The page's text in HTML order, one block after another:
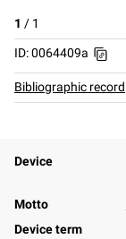
1 / 1
ID: 0064409a
Bibliographic record
Device
Motto
Device term